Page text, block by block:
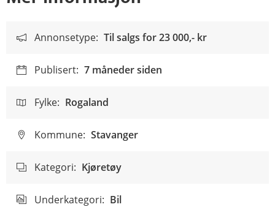
Annonsetype: Til salgs for23 000,- kr
Publisert: 7 måneder siden
Fylke: Rogaland
Kommune: Stavanger
Kategori: Kjøretøy
Underkategori: Bil